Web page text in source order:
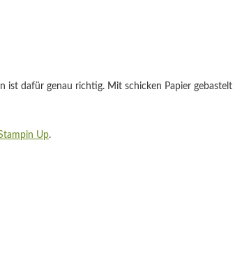
ist dafür genau richtig. Mit schicken Papier gebastelt
Up.